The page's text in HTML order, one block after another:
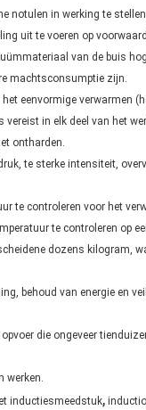
notulen in werking te
uit te voeren op
van de buis
machtsconsumptie zijn.
eenvormige verwarmen
in elk deel van het
ontharden.
te sterke intensiteit,
te controleren voor het
te controleren op
dozens kilogram,
behoud van energie en
die ongeveer
werken.
inductiesmeedstuk,